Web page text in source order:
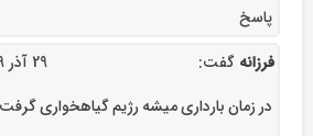
پاسخ
فرزانه گفت: 29 آذر 1399 در 12:08 ب.ظ
در زمان بارداری میشه رژیم گیاهخواری